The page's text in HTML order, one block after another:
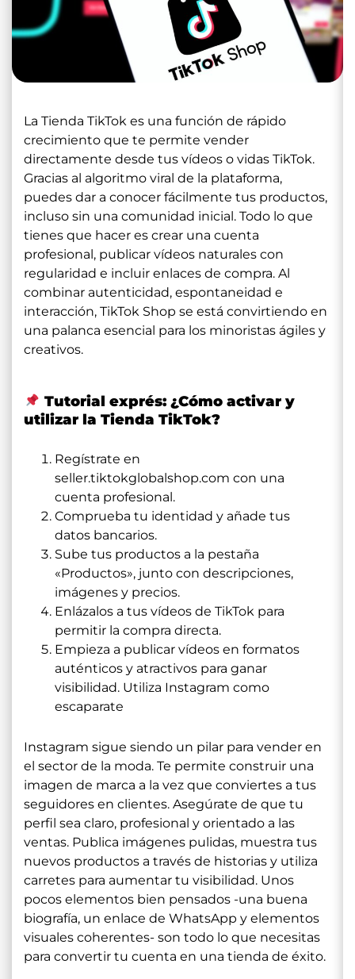
La Tienda TikTok es una función de rápido
crecimiento que te permite vender
directamente desde tus vídeos o vidas TikTok.
Gracias al algoritmo viral de la plataforma,
puedes dar a conocer fácilmente tus productos,
incluso sin una comunidad inicial. Todo lo que
tienes que hacer es crear una cuenta
profesional, publicar vídeos naturales con
regularidad e incluir enlaces de compra. Al
combinar autenticidad, espontaneidad e
interacción, TikTok Shop se está convirtiendo en
una palanca esencial para los minoristas ágiles y
creativos.
Tutorial exprés: ¿Cómo activar y
utilizar la Tienda TikTok?
Regístrate en
seller.tiktokglobalshop.com con una
cuenta profesional.
Comprueba tu identidad y añade tus
datos bancarios.
Sube tus productos a la pestaña
«Productos», junto con descripciones,
imágenes y precios.
Enlázalos a tus vídeos de TikTok para
permitir la compra directa.
Empieza a publicar vídeos en formatos
auténticos y atractivos para ganar
visibilidad. Utiliza Instagram como
escaparate
Instagram sigue siendo un pilar para vender en
el sector de la moda. Te permite construir una
imagen de marca a la vez que conviertes a tus
seguidores en clientes. Asegúrate de que tu
perfil sea claro, profesional y orientado a las
ventas. Publica imágenes pulidas, muestra tus
nuevos productos a través de historias y utiliza
carretes para aumentar tu visibilidad. Unos
pocos elementos bien pensados -una buena
biografía, un enlace de WhatsApp y elementos
visuales coherentes- son todo lo que necesitas
para convertir tu cuenta en una tienda de éxito.